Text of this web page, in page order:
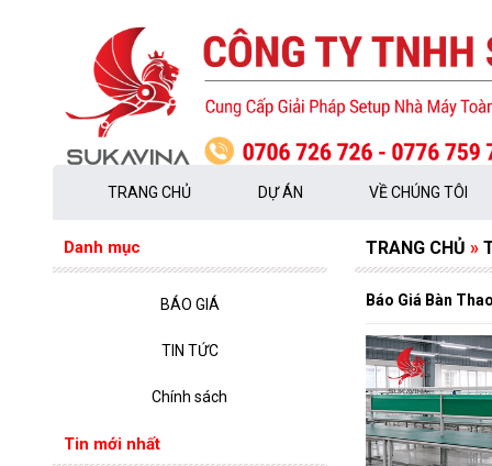
Báo Giá Bàn
TRANG CHỦ »
Danh mục
BÁO GIÁ
TIN TỨC
Chính sách
Tin mới nhất
TRANG CHỦ DỰ ÁN VỀ CHÚNG TÔI